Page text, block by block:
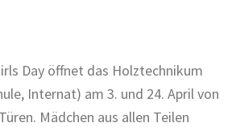
Day öffnet das Holztechnikum
Internat) am 3. und 24. April von
Mädchen aus allen Teilen